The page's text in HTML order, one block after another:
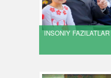
INSONIY FAZILATLAR